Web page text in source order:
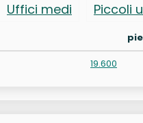
Uffici medi Piccoli
19.600